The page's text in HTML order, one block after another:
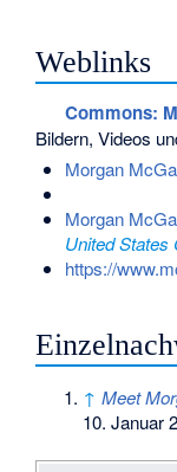
Weblinks
Commons:
Bildern, Videos
Morgan
Morgan
United States
https://
↑ Meet
10. Januar